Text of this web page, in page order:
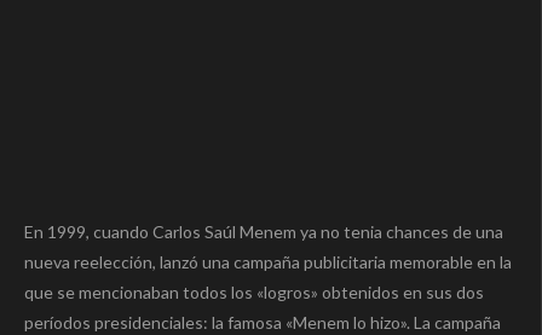
En 1999, cuando Carlos Saúl Menem ya no tenia chances de una
nueva reelección, lanzó una campaña publicitaria memorable en la
que se mencionaban todos los «logros» obtenidos en sus dos
períodos presidenciales: la famosa «Menem lo hizo». La campaña